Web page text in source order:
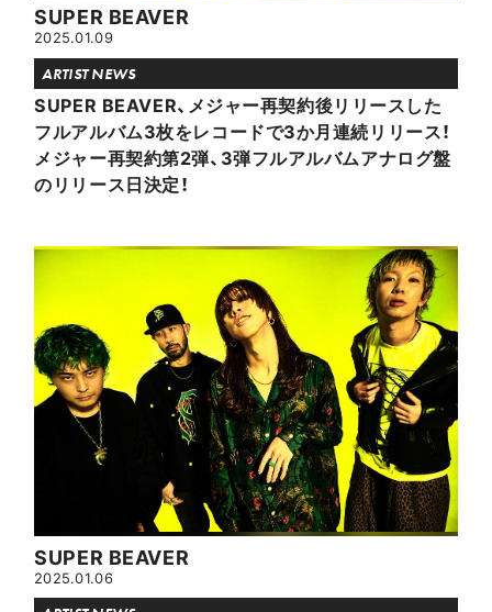
SUPER BEAVER
2025.01.09
ARTIST NEWS
SUPER BEAVER、メジャー再契約後リリースした
フルアルバム3枚をレコードで3か月連続リリース！
メジャー再契約第2弾、3弾フルアルバムアナログ盤
のリリース日決定！
SUPER BEAVER
2025.01.06